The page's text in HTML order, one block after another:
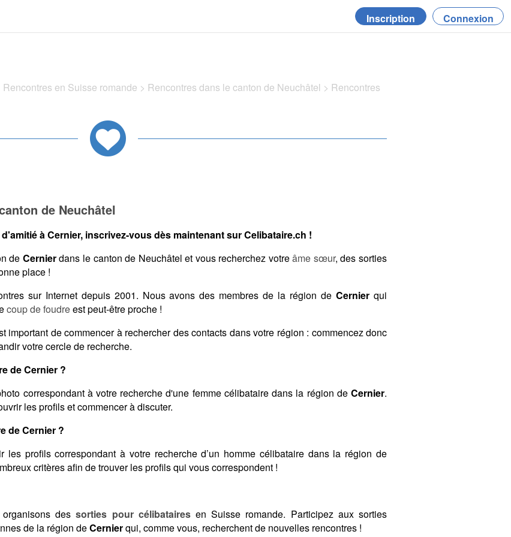
Inscription Connexion
Rencontres en Suisse romande > Rencontres dans le canton de Neuchâtel > Rencontres
de Neuchâtel
à Cernier, inscrivez-vous dès maintenant sur Celibataire.ch !
de Cernierdans le canton de Neuchâtel et vous recherchez votreâme sœur, des sorties
place !
sur Internet depuis 2001. Nous avons des membres de la région deCernier qui
coup de foudreest peut-être proche !
important de commencer à rechercher des contacts dans votre région : commencez donc
votre cercle de recherche.
de Cernier ?
correspondant à votre recherche d'une femme célibataire dans la région de Cernier.
les profils et commencer à discuter.
de Cernier ?
les profils correspondant à votre recherche d’un homme célibataire dans la région de
critères afin de trouver les profils qui vous correspondent !
organisons dessorties pour célibatairesen Suisse romande. Participez aux sorties
de la région deCernierqui, comme vous, recherchent de nouvelles rencontres !